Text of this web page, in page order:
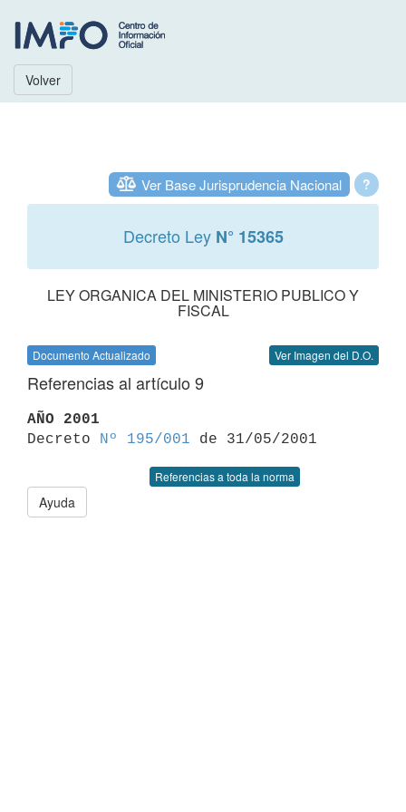
Volver
?
Ver Base Jurisprudencia Nacional
Decreto Ley N° 15365
LEY ORGANICA DEL MINISTERIO PUBLICO Y
FISCAL
Documento Actualizado Ver Imagen del D.O.
Referencias al artículo 9
AÑO 2001
Decreto
Nº 195/001
Referencias a toda la norma
Ayuda